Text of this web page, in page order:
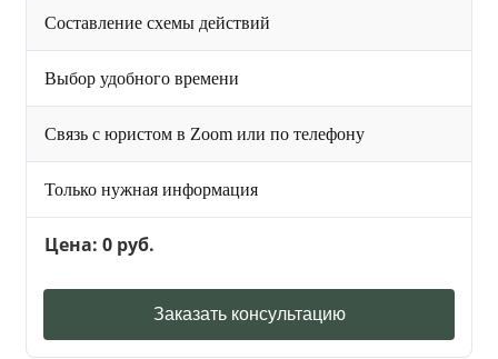
Составление схемы действий
Выбор удобного времени
Связь с юристом в Zoom или по телефону
Только нужная информация
Цена: 0 руб.
Заказать консультацию